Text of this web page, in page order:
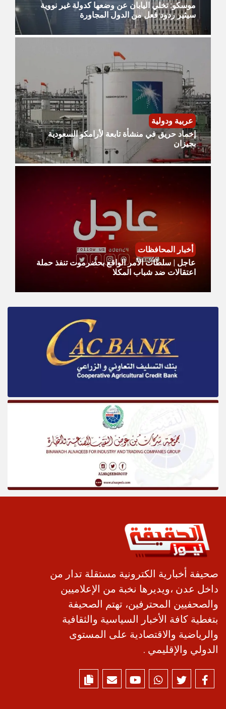
موسكو: تخلي اليابان عن وضعها كدولة غير نووية
سيثير ردود فعل من الدول المجاورة
عربية ودولية
إخماد حريق في منشأة تابعة لأرامكو السعودية
بجيزان
أخبار المحافظات
عاجل | سلطات الأمر الواقع بحضرموت تنفذ حملة
اعتقالات ضد شباب المكلا
صحيفة أخبارية الكترونية مستقلة تدار من
داخل عدن ،ويديرها نخبة من الإعلاميين
والصحفيين المحترفين، تهتم الصحيفة
بتغطية كافة الأخبار السياسية والثقافية
والرياضية والاقتصادية على المستوى
الدولي والإقليمي .